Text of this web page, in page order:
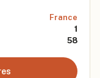
France
1
58